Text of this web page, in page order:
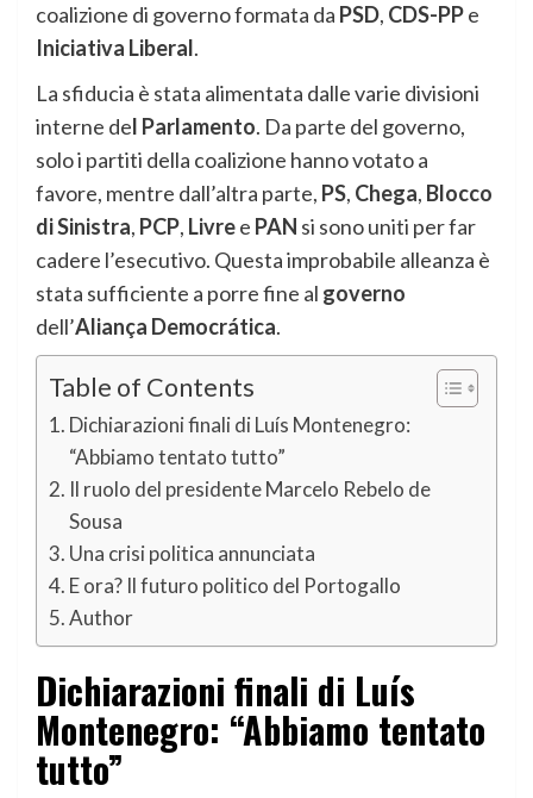
coalizione di governo formata da PSD, CDS-PPe
Iniciativa Liberal.
La sfiducia è stata alimentata dalle varie divisioni
interne del Parlamento. Da parte del governo,
solo i partiti della coalizione hanno votato a
favore, mentre dall’altra parte, PS, Chega, Blocco
di Sinistra, PCP, Livree PAN si sono uniti per far
cadere l’esecutivo. Questa improbabile alleanza è
stata sufficiente a porre fine al governo
dell’Aliança Democrática.
Table of Contents
Dichiarazioni finali di Luís Montenegro:
“Abbiamo tentato tutto”
Il ruolo del presidente Marcelo Rebelo de
Sousa
Una crisi politica annunciata
E ora? Il futuro politico del Portogallo
Author
Dichiarazioni finali di Luís
Montenegro: “Abbiamo tentato
tutto”